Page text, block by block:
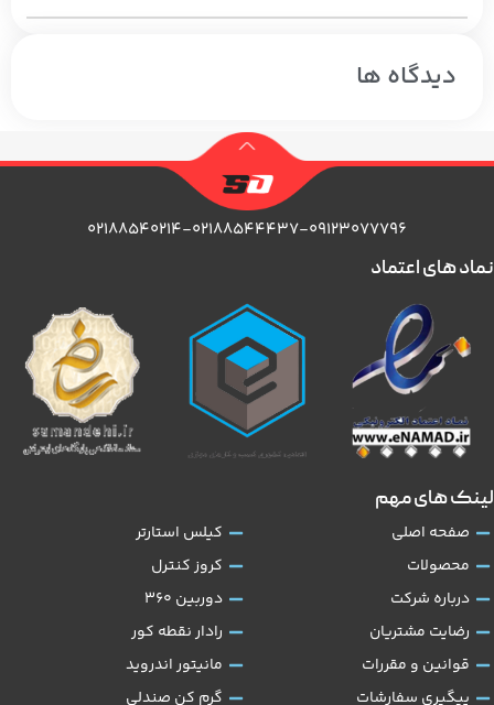
دیدگاه ها
۰۲۱۸۸۵۴۰۲۱۴-۰۲۱۸۸۵۴۴۴۳۷-۰۹۱۲۳۰۷۷۷۹۶
لینک های مهم
صفحه اصلی
محصولات
درباره شرکت
رضایت مشتریان
قوانین و مقررات
پیگیری سفارشات
کیلس استارتر
کروز کنترل
دوربین 360
رادار نقطه کور
مانیتور اندروید
گرم کن صندلی
نماد های اعتماد